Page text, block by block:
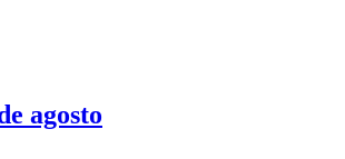
agosto